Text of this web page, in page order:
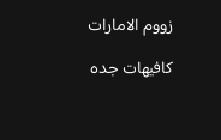
زووم الامارات
كافيهات جده